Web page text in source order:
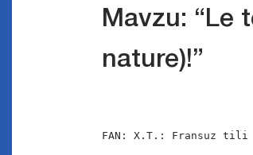
Mavzu: “Le
nature)!”
FAN: X.T.: Fransuz tili